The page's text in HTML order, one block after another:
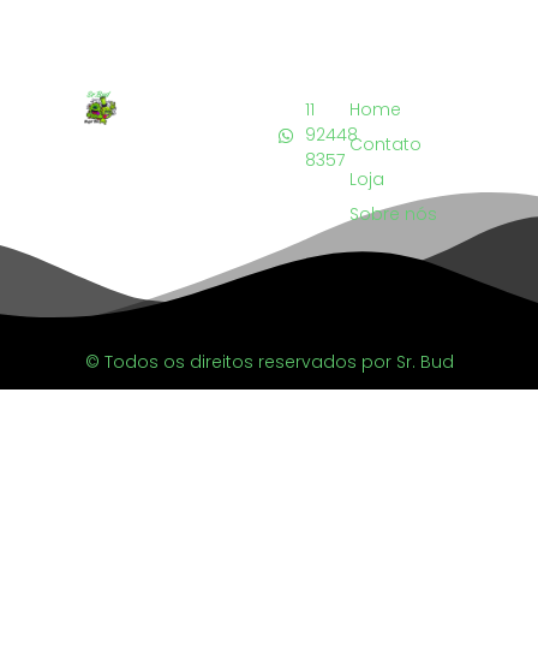
Home
Contato
Loja
Sobre nós
11
92448
8357
© Todos os direitos reservados por Sr. Bud